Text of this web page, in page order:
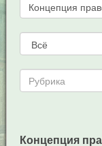
Концепция